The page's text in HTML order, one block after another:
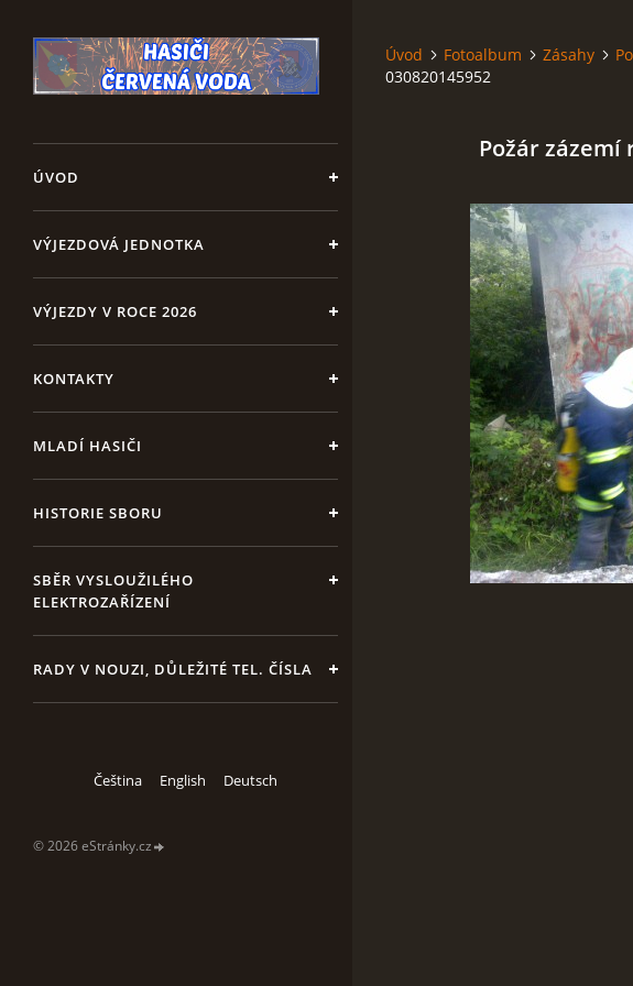
ÚVOD
VÝJEZDOVÁ JEDNOTKA
VÝJEZDY V ROCE 2026
KONTAKTY
MLADÍ HASIČI
HISTORIE SBORU
SBĚR VYSLOUŽILÉHO
ELEKTROZAŘÍZENÍ
RADY V NOUZI, DŮLEŽITÉ TEL. ČÍSLA
Čeština English Deutsch
© 2026 eStránky.cz
Úvod Fotoalbum Zásahy
030820145952
Požár zázemí